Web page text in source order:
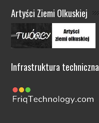
Artyści Ziemi Olkuskiej
Infrastruktura techniczna